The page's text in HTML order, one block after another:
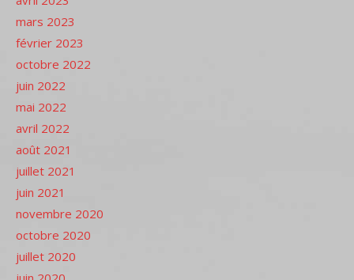
mars 2023
février 2023
octobre 2022
juin 2022
mai 2022
avril 2022
août 2021
juillet 2021
juin 2021
novembre 2020
octobre 2020
juillet 2020